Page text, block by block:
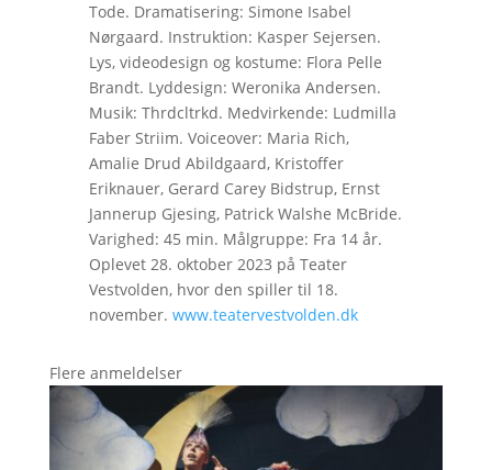
Tode. Dramatisering: Simone Isabel
Nørgaard. Instruktion: Kasper Sejersen.
Lys, videodesign og kostume: Flora Pelle
Brandt. Lyddesign: Weronika Andersen.
Musik: Thrdcltrkd. Medvirkende: Ludmilla
Faber Striim. Voiceover: Maria Rich,
Amalie Drud Abildgaard, Kristoffer
Eriknauer, Gerard Carey Bidstrup, Ernst
Jannerup Gjesing, Patrick Walshe McBride.
Varighed: 45 min. Målgruppe: Fra 14 år.
Oplevet 28. oktober 2023 på Teater
Vestvolden, hvor den spiller til 18.
november. www.teatervestvolden.dk
Flere anmeldelser